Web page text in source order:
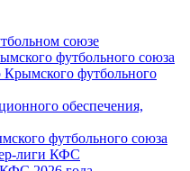
союзе
футбольного союза
футбольного
обеспечения,
футбольного союза
лиги КФС